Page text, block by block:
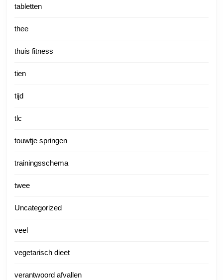
tabletten
thee
thuis fitness
tien
tijd
tlc
touwtje springen
trainingsschema
twee
Uncategorized
veel
vegetarisch dieet
verantwoord afvallen